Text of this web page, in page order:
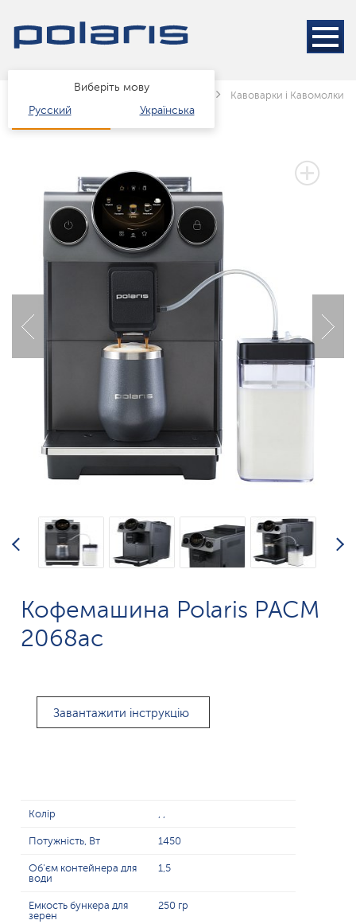
Виберіть мову
Русский
Українська
Каталог Техніка для кухні Кавоварки і Кавомолки
3 РОКИ ГАРАНТІЇ
Кофемашина Polaris PACM
2068ac
Завантажити інструкцію
Колір , ,
Потужність, Вт 1450
Об'єм контейнера для
води
1,5
Емкость бункера для
зерен
250 гр